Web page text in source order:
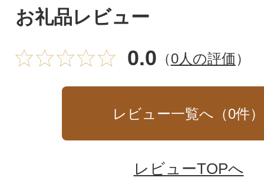
お礼品レビュー
0.0 （0人の評価）
レビュー一覧へ（0件）
レビューTOPへ